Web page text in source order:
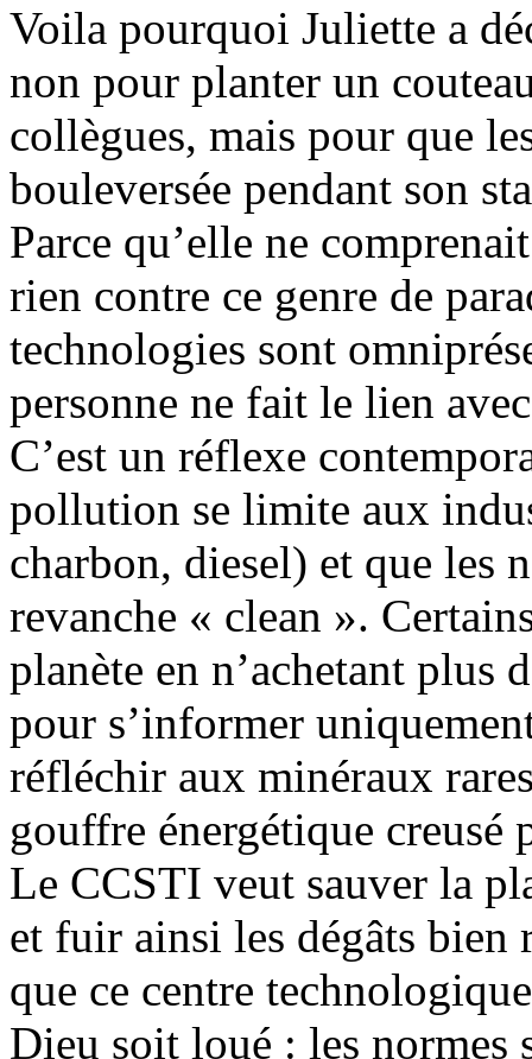
Voila pourquoi Juliette a
non pour planter un
collègues, mais pour que
bouleversée pendant son
Parce qu’elle ne
rien contre ce genre de
technologies sont
personne ne fait le lien
C’est un réflexe
pollution se limite aux
charbon, diesel) et que les
revanche « clean ».
planète en n’achetant plus
pour s’informer
réfléchir aux minéraux
gouffre énergétique creusé
Le CCSTI veut sauver la
et fuir ainsi les dégâts bien
que ce centre
Dieu soit loué : les normes